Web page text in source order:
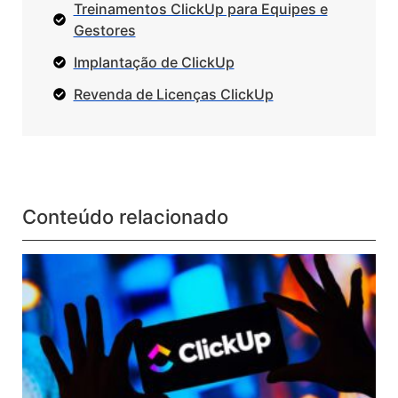
Treinamentos ClickUp para Equipes e
Gestores
Implantação de ClickUp
Revenda de Licenças ClickUp
Conteúdo relacionado